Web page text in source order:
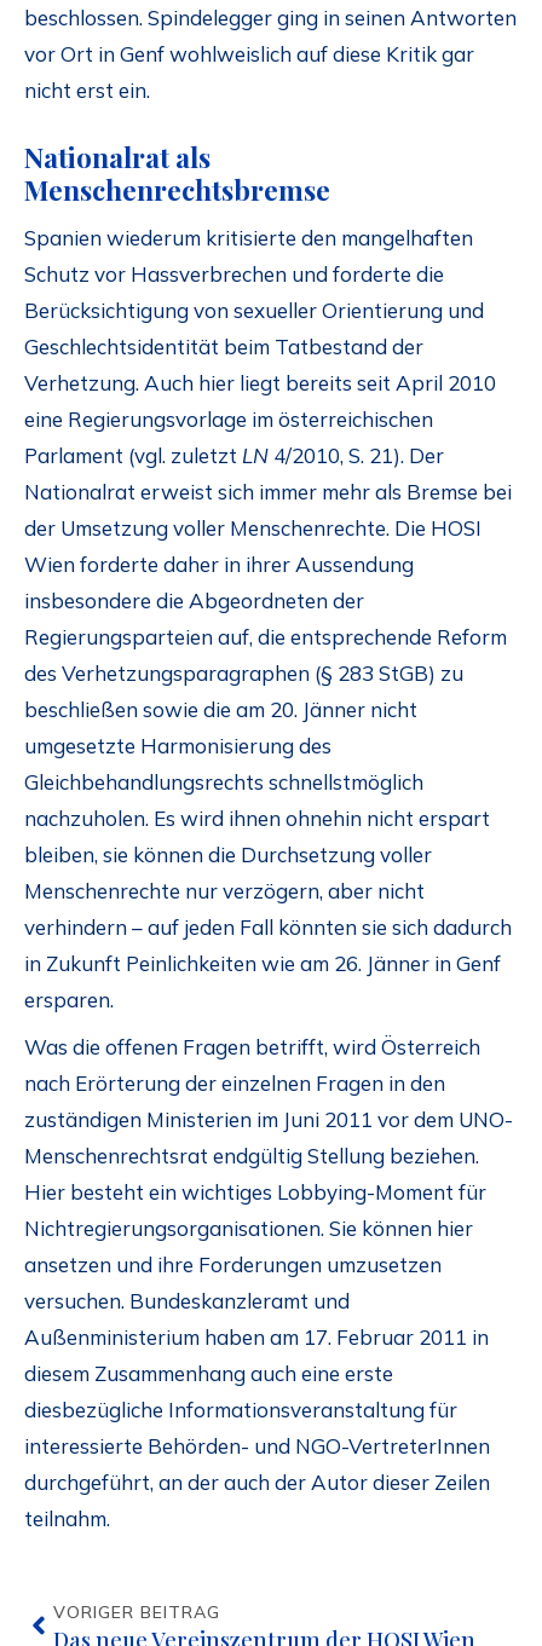
beschlossen. Spindelegger ging in seinen Antworten
vor Ort in Genf wohlweislich auf diese Kritik gar
nicht erst ein.
Nationalrat als
Menschenrechtsbremse
Spanien wiederum kritisierte den mangelhaften
Schutz vor Hassverbrechen und forderte die
Berücksichtigung von sexueller Orientierung und
Geschlechtsidentität beim Tatbestand der
Verhetzung. Auch hier liegt bereits seit April 2010
eine Regierungsvorlage im österreichischen
Parlament (vgl. zuletzt LN 4/2010, S. 21). Der
Nationalrat erweist sich immer mehr als Bremse bei
der Umsetzung voller Menschenrechte. Die HOSI
Wien forderte daher in ihrer Aussendung
insbesondere die Abgeordneten der
Regierungsparteien auf, die entsprechende Reform
des Verhetzungsparagraphen (§ 283 StGB) zu
beschließen sowie die am 20. Jänner nicht
umgesetzte Harmonisierung des
Gleichbehandlungsrechts schnellstmöglich
nachzuholen. Es wird ihnen ohnehin nicht erspart
bleiben, sie können die Durchsetzung voller
Menschenrechte nur verzögern, aber nicht
verhindern – auf jeden Fall könnten sie sich dadurch
in Zukunft Peinlichkeiten wie am 26. Jänner in Genf
ersparen.
Was die offenen Fragen betrifft, wird Österreich
nach Erörterung der einzelnen Fragen in den
zuständigen Ministerien im Juni 2011 vor dem UNO-
Menschenrechtsrat endgültig Stellung beziehen.
Hier besteht ein wichtiges Lobbying-Moment für
Nichtregierungsorganisationen. Sie können hier
ansetzen und ihre Forderungen umzusetzen
versuchen. Bundeskanzleramt und
Außenministerium haben am 17. Februar 2011 in
diesem Zusammenhang auch eine erste
diesbezügliche Informationsveranstaltung für
interessierte Behörden- und NGO-VertreterInnen
durchgeführt, an der auch der Autor dieser Zeilen
teilnahm.
VORIGER BEITRAG
Das neue Vereinszentrum der HOSI Wien